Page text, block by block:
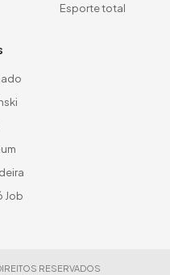
Esporte total
Job
RESERVADOS